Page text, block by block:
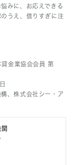
Limited
みに、お応えできる
うえ、借りすぎに注
金業協会会員 第
、株式会社シー・ア